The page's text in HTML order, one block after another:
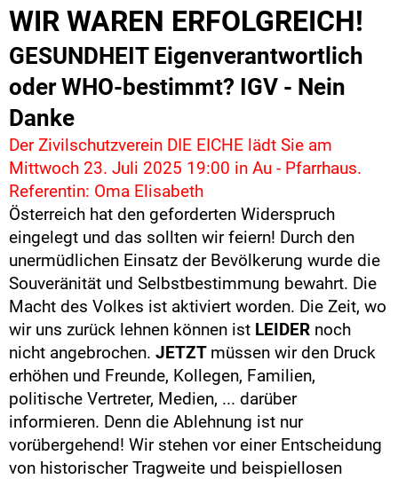
WIR WAREN ERFOLGREICH!
GESUNDHEIT Eigenverantwortlich
oder WHO-bestimmt? IGV - Nein
Danke
Der Zivilschutzverein DIE EICHE lädt Sie am
Mittwoch 23. Juli 2025 19:00 in Au - Pfarrhaus.
Referentin: Oma Elisabeth
Österreich hat den geforderten Widerspruch
eingelegt und das sollten wir feiern! Durch den
unermüdlichen Einsatz der Bevölkerung wurde die
Souveränität und Selbstbestimmung bewahrt. Die
Macht des Volkes ist aktiviert worden. Die Zeit, wo
wir uns zurück lehnen können ist LEIDER noch
nicht angebrochen. JETZT müssen wir den Druck
erhöhen und Freunde, Kollegen, Familien,
politische Vertreter, Medien, ... darüber
informieren. Denn die Ablehnung ist nur
vorübergehend! Wir stehen vor einer Entscheidung
von historischer Tragweite und beispiellosen